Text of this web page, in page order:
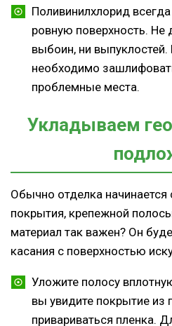
Поливинилхлорид
ровную поверхность.
выбоин, ни выпуклостей.
необходимо
проблемные места.
Укладываем
Обычно отделка
покрытия, крепежной
материал так важен? Он
касания с поверхностью
Уложите полосу
вы увидите покрытие из
привариваться пленка.